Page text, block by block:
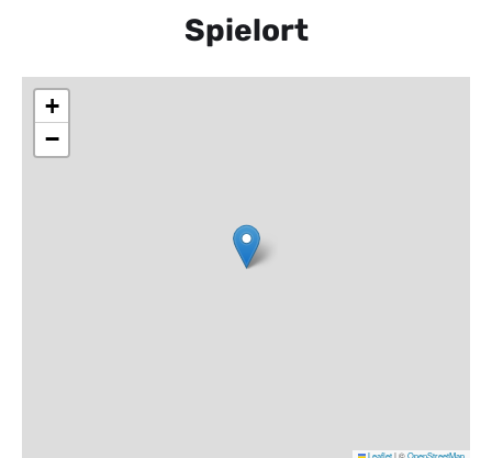
Spielort
+
−
Leaflet|©OpenStreetMap